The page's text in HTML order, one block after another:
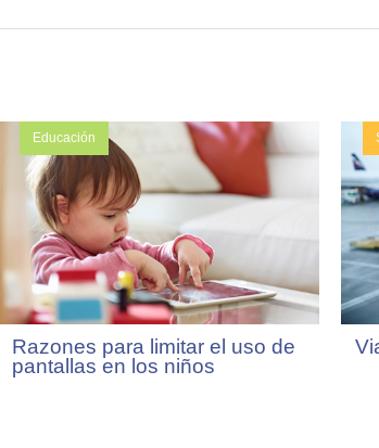
Educación
Razones para limitar el uso de
pantallas en los niños